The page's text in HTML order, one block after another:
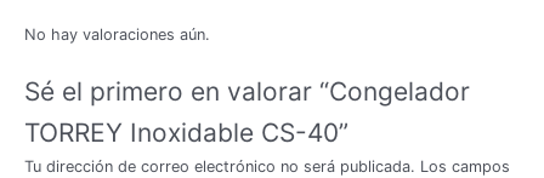
No hay valoraciones aún.
Sé el primero en valorar “Congelador
TORREY Inoxidable CS-40”
Tu dirección de correo electrónico no será publicada. Los campos